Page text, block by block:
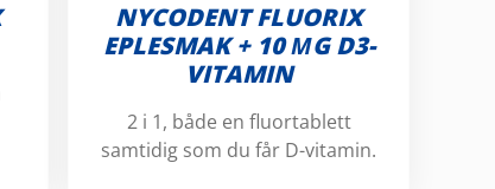
NYCODENT FLUORIX
EPLESMAK + 10 ΜG D3-
VITAMIN
2 i 1, både en fluortablett
samtidig som du får D-vitamin.